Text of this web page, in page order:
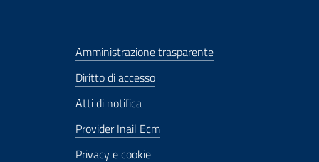
Amministrazione trasparente
Diritto di accesso
Atti di notifica
Provider Inail Ecm
Privacy e cookie